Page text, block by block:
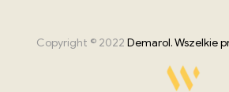
Copyright © 2022 Demarol. Wszelkie